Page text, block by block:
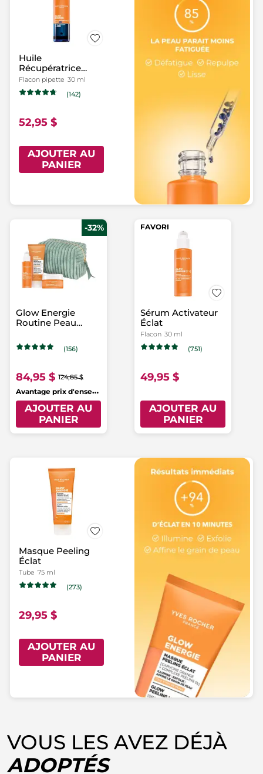
Huile
Récupératrice
Éclat Nuit
Flacon pipette 30 ml
(142)
52,95 $
AJOUTER AU
PANIER
-32%
Glow Energie
Routine Peau
(156)
84,95 $ 124,85 $
A
vantage prix d'ensemble
AJOUTER AU
PANIER
FAVORI
Sérum Activateur
Éclat
Flacon 30 ml
(751)
49,95 $
AJOUTER AU
PANIER
Masque Peeling
Éclat
Tube 75 ml
(273)
29,95 $
AJOUTER AU
PANIER
VOUS LES AVEZ DÉJÀ
ADOPTÉS